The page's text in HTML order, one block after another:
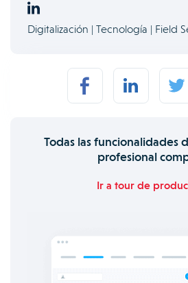
Digitalización | Tecnología | Field
Todas las funcionalidades
profesional
Ir a tour de